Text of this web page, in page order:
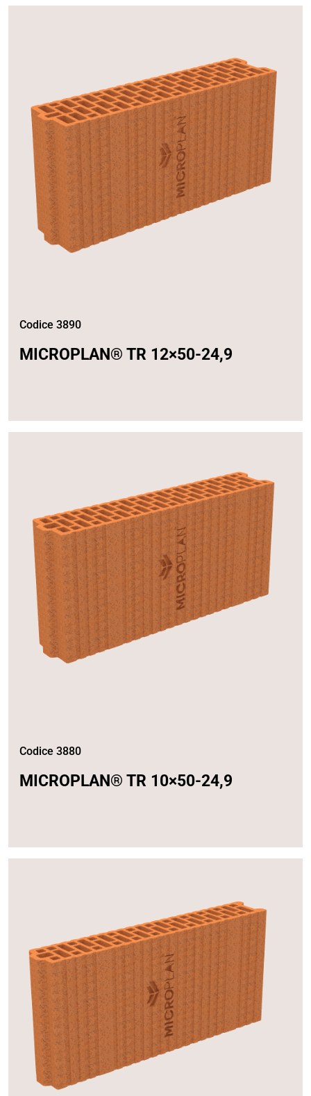
Codice 3890
MICROPLAN® TR 12×50-24,9
Codice 3880
MICROPLAN® TR 10×50-24,9